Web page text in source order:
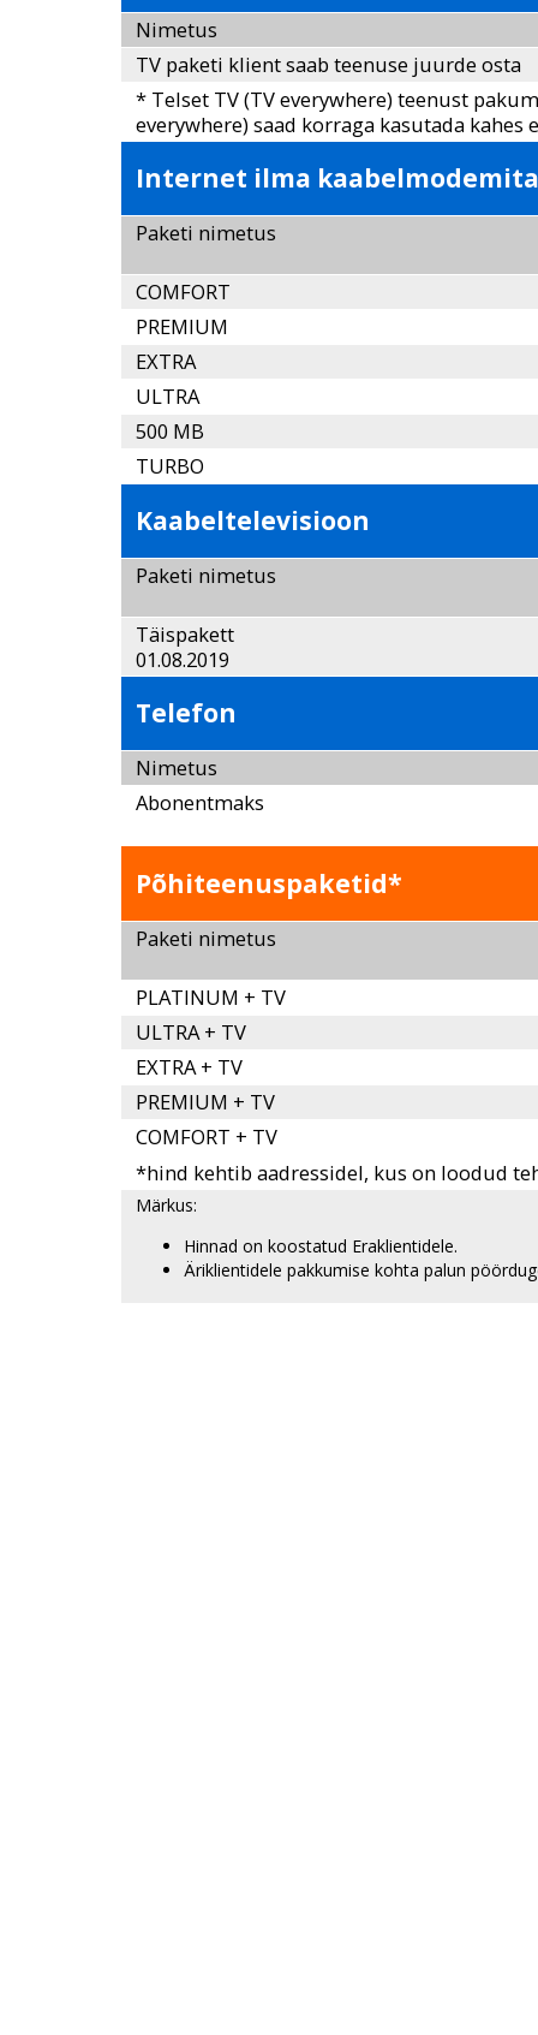
Nimetus
TV paketi klient saab teenuse juurde osta
* Telset TV (TV everywhere) teenust
everywhere) saad korraga kasutada kahes
Internet ilma
Paketi nimetus
COMFORT
PREMIUM
EXTRA
ULTRA
500 MB
TURBO
Kaabeltelevisioon
Paketi nimetus
01.08.2019
Telefon
Nimetus
Abonentmaks
Põhiteenuspaketid*
Paketi nimetus
PLATINUM + TV
ULTRA + TV
EXTRA + TV
PREMIUM + TV
COMFORT + TV
*hind kehtib aadressidel, kus on loodud
Märkus:
Hinnad on koostatud Eraklientidele.
Äriklientidele pakkumise kohta palun